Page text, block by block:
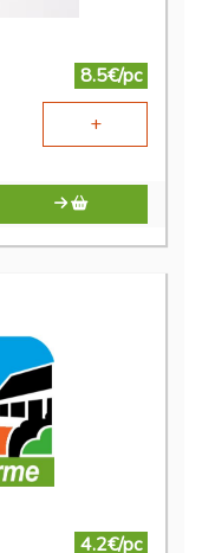
8.5€/pc
+
4.2€/pc